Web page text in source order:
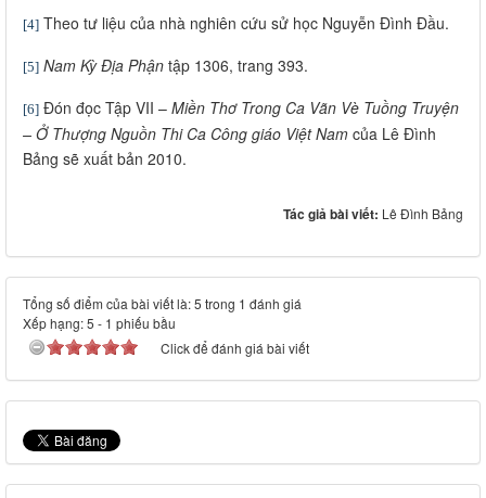
[4] Theo tư liệu của nhà nghiên cứu sử học Nguyễn Đình Đầu.
[5] Nam Kỳ Địa Phận tập 1306, trang 393.
[6] Đón đọc Tập VII – Miền Thơ Trong Ca Vãn Vè Tuồng Truyện
– Ở Thượng Nguồn Thi Ca Công giáo Việt Nam của Lê Đình
Bảng sẽ xuất bản 2010.
Tác giả bài viết: Lê Đình Bảng
Tổng số điểm của bài viết là: 5 trong 1 đánh giá
Xếp hạng:5 - 1 phiếu bầu
Click để đánh giá bài viết